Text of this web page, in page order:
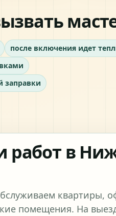
после включения идет
заправки
работ в
квартиры,
помещения. На